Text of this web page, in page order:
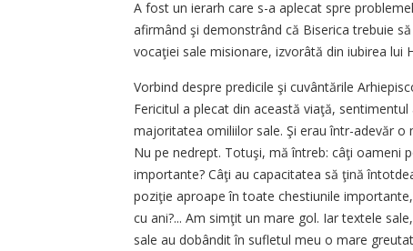
A fost un ierarh care s-a aplecat spre
afirmând şi demonstrând că Biserica trebuie
vocaţiei sale misionare, izvorâtă din iubirea lui
Vorbind despre predicile şi cuvântările
Fericitul a plecat din această viaţă,
majoritatea omiliilor sale. Şi erau într-adevăr
Nu pe nedrept. Totuşi, mă întreb: câţi oameni
importante? Câţi au capacitatea să ţină
poziţie aproape în toate chestiunile
cu ani?... Am simţit un mare gol. Iar textele
sale au dobândit în sufletul meu o mare